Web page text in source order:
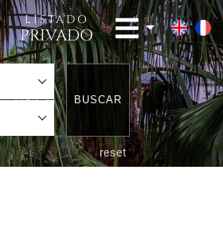
LISTADO
PRIVADO
BUSCAR
reset